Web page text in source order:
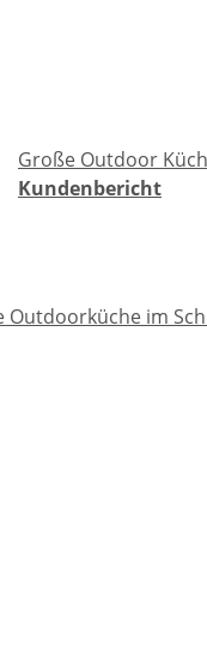
Große Outdoor
Kundenbericht